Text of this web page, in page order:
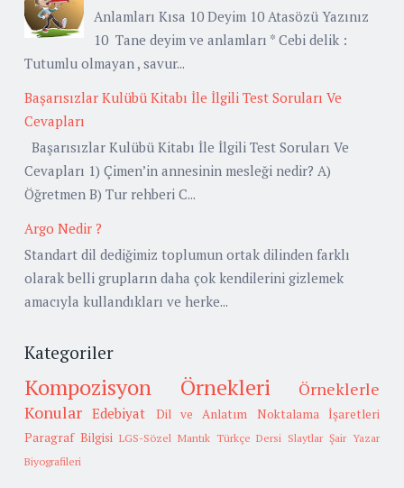
Anlamları Kısa 10 Deyim 10 Atasözü Yazınız
10 Tane deyim ve anlamları * Cebi delik :
Tutumlu olmayan , savur...
Başarısızlar Kulübü Kitabı İle İlgili Test Soruları Ve
Cevapları
Başarısızlar Kulübü Kitabı İle İlgili Test Soruları Ve
Cevapları 1) Çimen’in annesinin mesleği nedir? A)
Öğretmen B) Tur rehberi C...
Argo Nedir ?
Standart dil dediğimiz toplumun ortak dilinden farklı
olarak belli grupların daha çok kendilerini gizlemek
amacıyla kullandıkları ve herke...
Kategoriler
Kompozisyon Örnekleri
Örneklerle
Konular Edebiyat Dil ve Anlatım
Noktalama İşaretleri
Paragraf Bilgisi LGS-Sözel Mantık Türkçe Dersi Slaytlar Şair Yazar
Biyografileri